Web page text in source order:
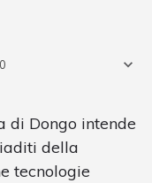
di Dongo intende
della
tecnologie